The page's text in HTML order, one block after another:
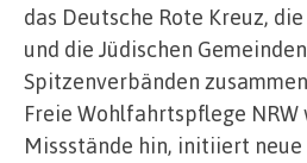
das Deutsche Rote Kreuz,
und die Jüdischen
Spitzenverbänden
Freie Wohlfahrtspflege
Missstände hin, initiiert